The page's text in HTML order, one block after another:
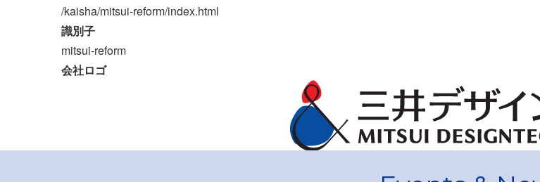
/kaisha/mitsui-reform/index.html
識別子
mitsui-reform
会社ロゴ